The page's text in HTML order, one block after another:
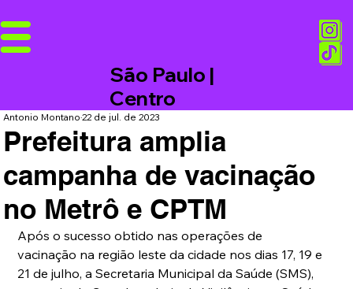
São Paulo |
Centro
Prefeitura amplia
campanha de vacinação
no Metrô e CPTM
Antonio Montano22 de jul. de 2023
Após o sucesso obtido nas operações de
vacinação na região leste da cidade nos dias 17, 19 e
21 de julho, a Secretaria Municipal da Saúde (SMS),